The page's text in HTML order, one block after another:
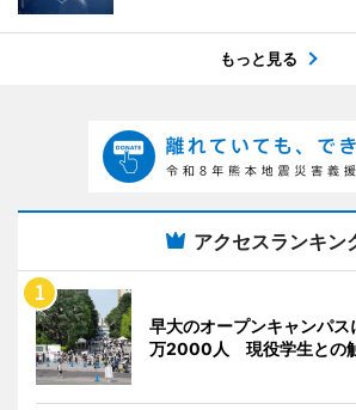
もっと見る
アクセスランキン
早大のオープンキャンパ
万2000人 現役学生との